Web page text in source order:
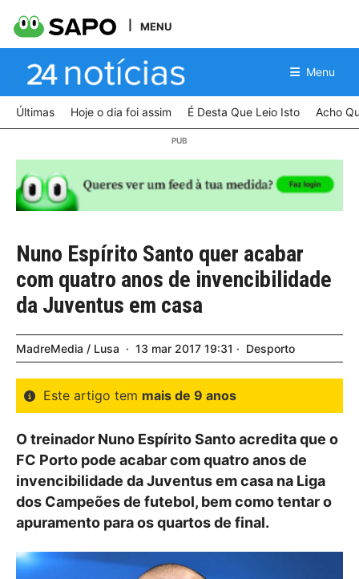
MENU
Menu
Últimas Hoje o dia foi assim É Desta Que Leio Isto Acho
Nuno Espírito Santo quer acabar
com quatro anos de invencibilidade
da Juventus em casa
MadreMedia / Lusa 13 mar 2017 19:31 Desporto
Este artigo tem mais de 9 anos
O treinador Nuno Espírito Santo acredita que o
FC Porto pode acabar com quatro anos de
invencibilidade da Juventus em casa na Liga
dos Campeões de futebol, bem como tentar o
apuramento para os quartos de final.